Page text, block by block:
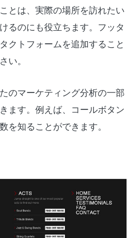
とは、実際の場所を訪れたい
るのにも役立ちます。フッタ
クトフォームを追加すること
い。
のマーケティング分析の一部
ます。例えば、コールボタン
を知ることができます。